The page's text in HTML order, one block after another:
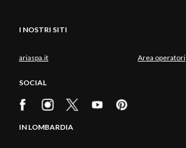
I NOSTRI SITI
ariaspa.it Area operatori
SOCIAL
IN LOMBARDIA